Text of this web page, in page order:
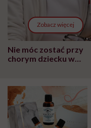
Zobacz więcej
Nie móc zostać przy
chorym dziecku w
może chyba tylko
głupota i brak
wyobraźni"